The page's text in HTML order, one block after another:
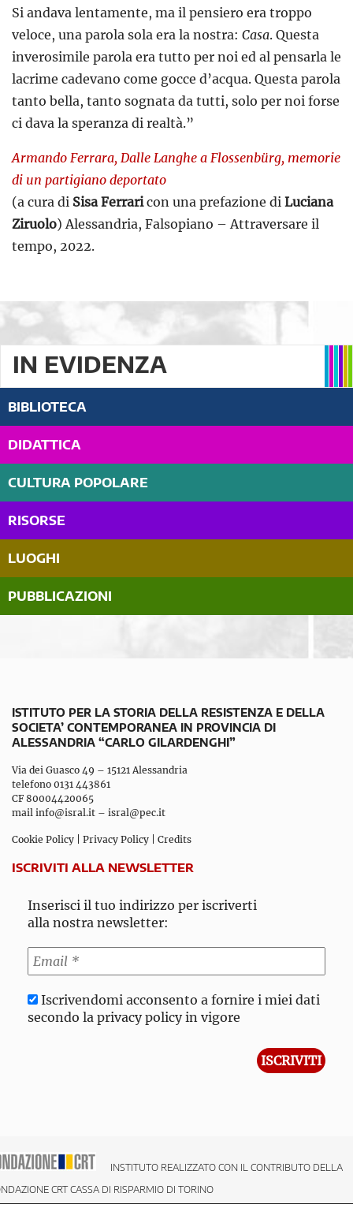
Si andava lentamente, ma il pensiero era troppo
veloce, una parola sola era la nostra: Casa. Questa
inverosimile parola era tutto per noi ed al pensarla le
lacrime cadevano come gocce d’acqua. Questa parola
tanto bella, tanto sognata da tutti, solo per noi forse
ci dava la speranza di realtà.”
Armando Ferrara, Dalle Langhe a Flossenbürg, memorie
di un partigiano deportato
(a cura di Sisa Ferraricon una prefazione di Luciana
Ziruolo) Alessandria, Falsopiano – Attraversare il
tempo, 2022.
IN EVIDENZA
BIBLIOTECA
DIDATTICA
CULTURA POPOLARE
RISORSE
LUOGHI
PUBBLICAZIONI
ISTITUTO PER LA STORIA DELLA RESISTENZA E DELLA
SOCIETA’ CONTEMPORANEA IN PROVINCIA DI
ALESSANDRIA “CARLO GILARDENGHI”
Via dei Guasco 49 – 15121 Alessandria
telefono 0131 443861
CF 80004420065
mail info@isral.it – isral@pec.it
Cookie Policy Privacy Policy Credits
ISCRIVITI ALLA NEWSLETTER
Inserisci il tuo indirizzo per iscriverti
alla nostra newsletter:
Iscrivendomi acconsento a fornire i miei dati
secondo la privacy policy in vigore
INSTITUTO REALIZZATO CON IL CONTRIBUTO DELLA
CRT CASSA DI RISPARMIO DI TORINO